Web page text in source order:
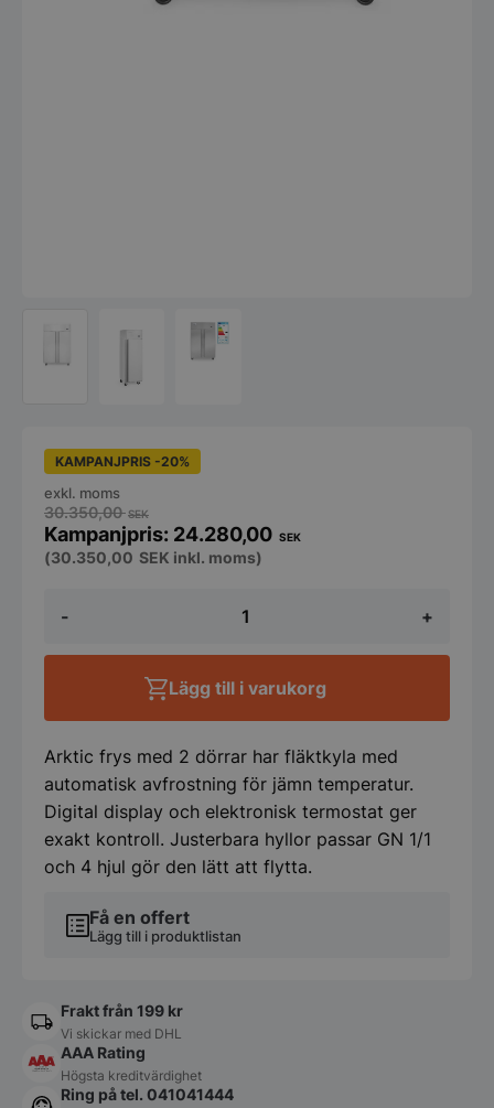
-
med
dörrar
Arktic,
Line,
230V/750W,
1200x740x(H)1950
mm
mängd
+
KAMPANJPRIS -20%
30.350,00SEK
24.280,00 SEK
exkl. moms
(30.350,00 SEK inkl. moms)
Få en offert
Lägg till i produktlistan
Lägg till i varukorg
Arktic frys med 2 dörrar har fläktkyla med
automatisk avfrostning för jämn temperatur.
Digital display och elektronisk termostat ger
exakt kontroll. Justerbara hyllor passar GN 1/1
och 4 hjul gör den lätt att flytta.
Frakt från 199 kr
Vi skickar med DHL
AAA Rating
Högsta kreditvärdighet
Ring på tel. 041041444